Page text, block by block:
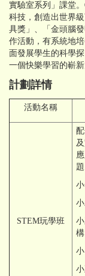
實驗室系列」課堂
科技，創造出世界
具獎」、「金頭腦
作活動，有系統地
面發展學生的科學
一個快樂學習的嶄
計劃詳情
活動名稱
STEM玩學班